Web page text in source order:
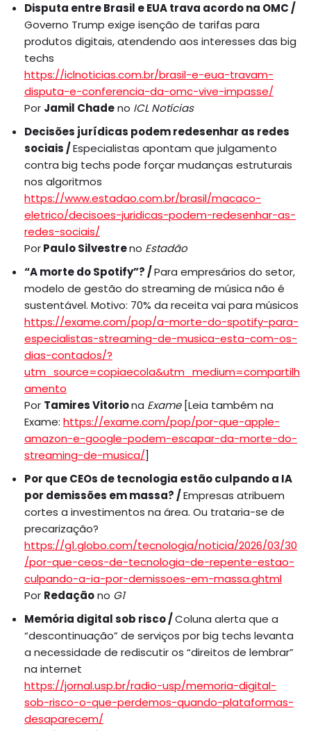
Disputa entre Brasil e EUA trava acordo na OMC /
Governo Trump exige isenção de tarifas para
produtos digitais, atendendo aos interesses das big
techs
https://iclnoticias.com.br/brasil-e-eua-travam-
disputa-e-conferencia-da-omc-vive-impasse/
Por Jamil Chadeno ICL Notícias
Decisões jurídicas podem redesenhar as redes
sociais /Especialistas apontam que julgamento
contra big techs pode forçar mudanças estruturais
nos algoritmos
https://www.estadao.com.br/brasil/macaco-
eletrico/decisoes-juridicas-podem-redesenhar-as-
redes-sociais/
PorPaulo Silvestreno Estadão
“A morte do Spotify”? /Para empresários do setor,
modelo de gestão do streaming de música não é
sustentável. Motivo: 70% da receita vai para músicos
https://exame.com/pop/a-morte-do-spotify-para-
especialistas-streaming-de-musica-esta-com-os-
dias-contados/?
utm_source=copiaecola&utm_medium=compartilh
amento
Por Tamires Vitoriona Exame[Leia também na
Exame: https://exame.com/pop/por-que-apple-
amazon-e-google-podem-escapar-da-morte-do-
streaming-de-musica/]
Por que CEOs de tecnologia estão culpando a IA
por demissões em massa? /Empresas atribuem
cortes a investimentos na área. Ou trataria-se de
precarização?
https://g1.globo.com/tecnologia/noticia/2026/03/30
/por-que-ceos-de-tecnologia-de-repente-estao-
culpando-a-ia-por-demissoes-em-massa.ghtml
Por Redaçãono G1
Memória digital sob risco /Coluna alerta que a
“descontinuação” de serviços por big techs levanta
a necessidade de rediscutir os “direitos de lembrar”
na internet
https://jornal.usp.br/radio-usp/memoria-digital-
sob-risco-o-que-perdemos-quando-plataformas-
desaparecem/